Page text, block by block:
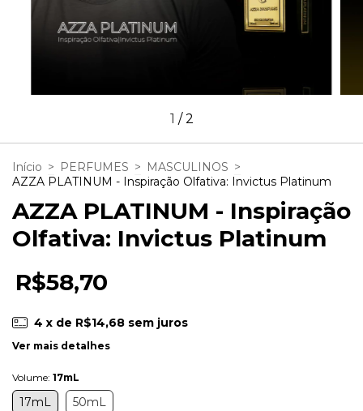
1 /2
Início > PERFUMES > MASCULINOS >
AZZA PLATINUM - Inspiração Olfativa: Invictus Platinum
AZZA PLATINUM - Inspiração
Olfativa: Invictus Platinum
R$58,70
4 x de R$14,68 sem juros
Ver mais detalhes
Volume: 17mL
17mL 50mL